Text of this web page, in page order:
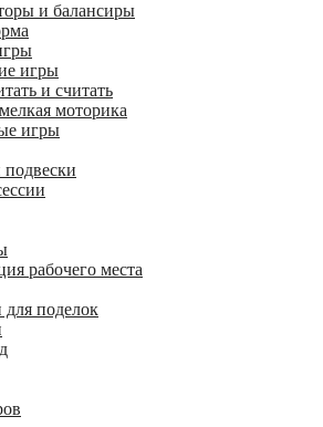
и балансиры
игры
и считать
моторика
игры
рабочего места
для поделок